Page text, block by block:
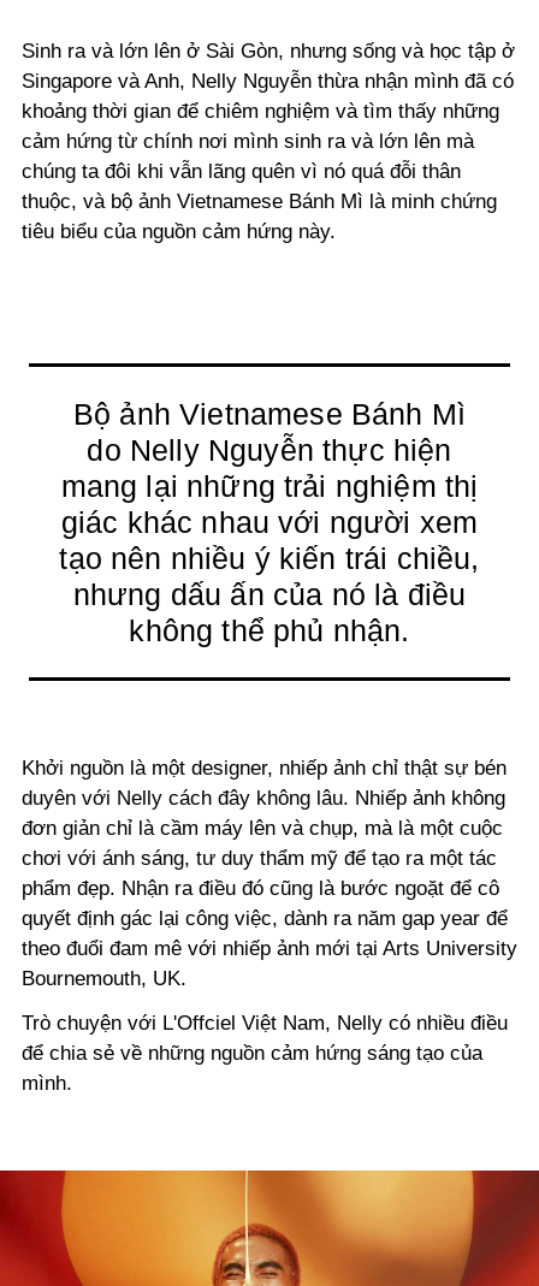
Sinh ra và lớn lên ở Sài Gòn, nhưng sống và học tập ở
Singapore và Anh, Nelly Nguyễn thừa nhận mình đã có
khoảng thời gian để chiêm nghiệm và tìm thấy những
cảm hứng từ chính nơi mình sinh ra và lớn lên mà
chúng ta đôi khi vẫn lãng quên vì nó quá đỗi thân
thuộc, và bộ ảnh Vietnamese Bánh Mì là minh chứng
tiêu biểu của nguồn cảm hứng này.
Bộ ảnh Vietnamese Bánh Mì
do Nelly Nguyễn thực hiện
mang lại những trải nghiệm thị
giác khác nhau với người xem
tạo nên nhiều ý kiến trái chiều,
nhưng dấu ấn của nó là điều
không thể phủ nhận.
Khởi nguồn là một designer, nhiếp ảnh chỉ thật sự bén
duyên với Nelly cách đây không lâu. Nhiếp ảnh không
đơn giản chỉ là cầm máy lên và chụp, mà là một cuộc
chơi với ánh sáng, tư duy thẩm mỹ để tạo ra một tác
phẩm đẹp. Nhận ra điều đó cũng là bước ngoặt để cô
quyết định gác lại công việc, dành ra năm gap year để
theo đuổi đam mê với nhiếp ảnh mới tại Arts University
Bournemouth, UK.
Trò chuyện với L'Offciel Việt Nam, Nelly có nhiều điều
để chia sẻ về những nguồn cảm hứng sáng tạo của
mình.